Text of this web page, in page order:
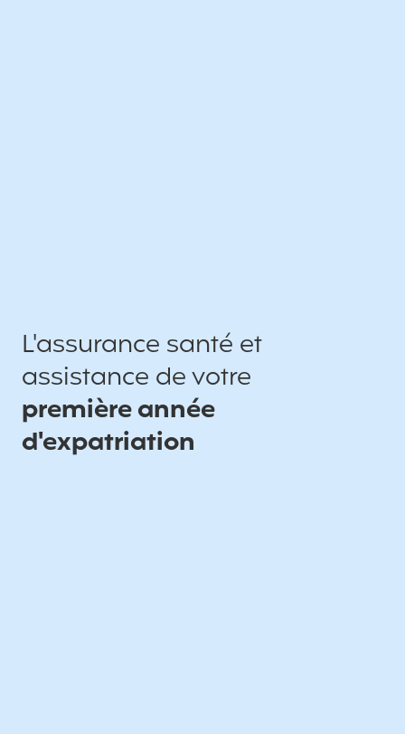
L'assurance santé et
assistance de votre
première année
d'expatriation